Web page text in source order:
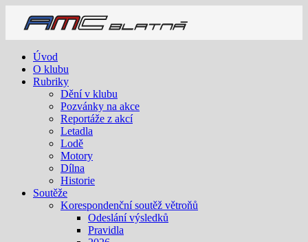
Úvod
O klubu
Rubriky
Dění v klubu
Pozvánky na akce
Reportáže z akcí
Letadla
Lodě
Motory
Dílna
Historie
Soutěže
Korespondenční soutěž větroňů
Odeslání výsledků
Pravidla